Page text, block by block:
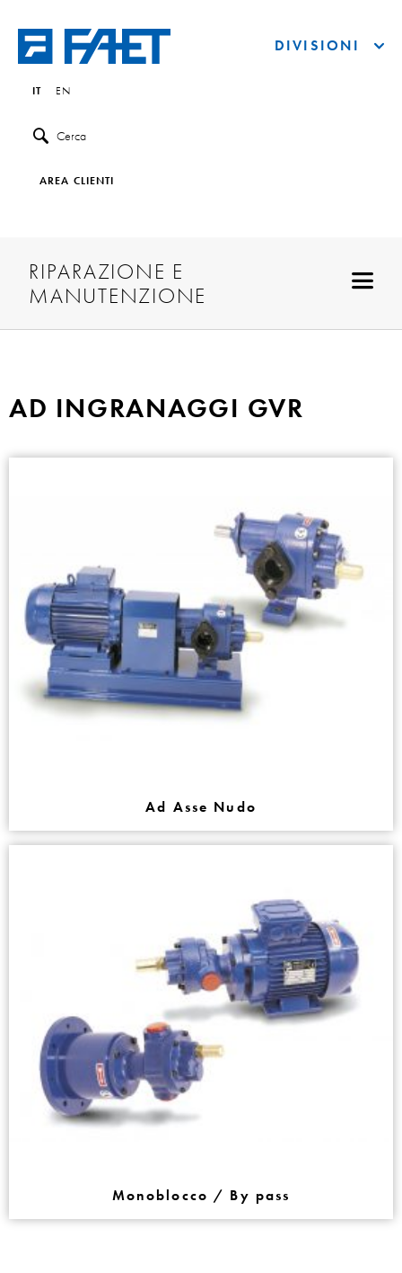
IT EN
Cerca
AREA CLIENTI
DIVISIONI
RIPARAZIONE E
MANUTENZIONE
AD INGRANAGGI GVR
Ad Asse Nudo
Monoblocco / By pass